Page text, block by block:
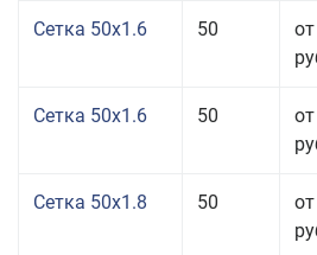
Сетка 50x1.6 50
Сетка 50x1.6 50
Сетка 50x1.8 50